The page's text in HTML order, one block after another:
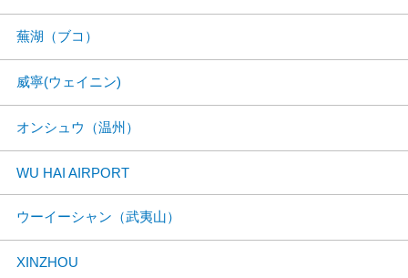
蕪湖（ブコ）
威寧(ウェイニン)
オンシュウ（温州）
WU HAI AIRPORT
ウーイーシャン（武夷山）
XINZHOU